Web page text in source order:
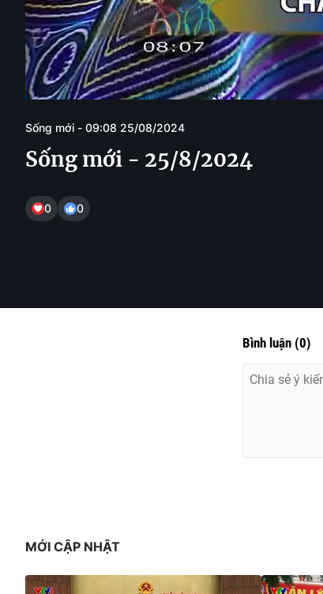
Sống mới - 09:08 25/08/2024
Sống mới - 25/8/2024
0 0
Bình luận (0)
MỚI CẬP NHẬT